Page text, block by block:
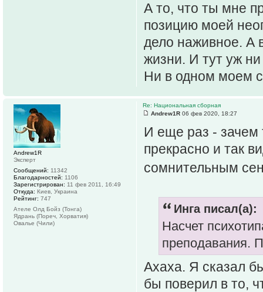
А то, что ты мне
позицию моей
дело наживное. А
жизни. И тут уж
Ни в одном моем
Re: Национальная сборная
Andrew1R 06 фев 2020, 18:27
И еще раз - зачем
прекрасно и так
сомнительным
Инга писал(а):
Насчет
преподавания.
Ахаха. Я сказал
бы поверил в то,
Andrew1R
Эксперт
Сообщений: 11342
Благодарностей: 1106
Зарегистрирован: 11 фев 2011, 16:49
Откуда: Киев, Украина
Рейтинг: 747
Ателе Олд Бойз (Тонга)
Ядрань (Пореч, Хорватия)
Овалье (Чили)